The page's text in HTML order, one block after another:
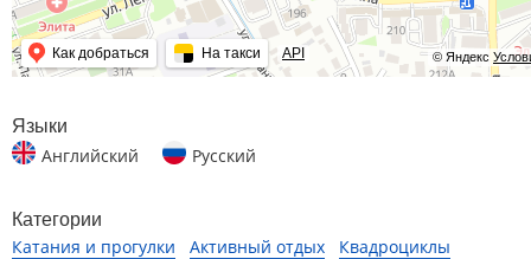
© Яндекс
Как добраться На такси API
Языки
Английский Русский
Категории
Катания и прогулки Активный отдых Квадроциклы